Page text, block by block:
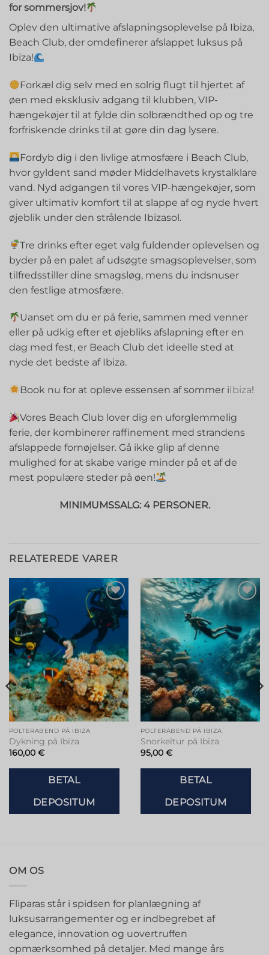
for sommersjov!
Oplev den ultimative afslapningsoplevelse på Ibiza,
Beach Club, der omdefinerer afslappet luksus på
Ibiza!
Forkæl dig selv med en solrig flugt til hjertet af
øen med eksklusiv adgang til klubben, VIP-
hængekøjer til at fylde din solbrændthed op og tre
forfriskende drinks til at gøre din dag lysere.
Fordyb dig i den livlige atmosfære i Beach Club,
hvor gyldent sand møder Middelhavets krystalklare
vand. Nyd adgangen til vores VIP-hængekøjer, som
giver ultimativ komfort til at slappe af og nyde hvert
øjeblik under den strålende Ibizasol.
Tre drinks efter eget valg fuldender oplevelsen og
byder på en palet af udsøgte smagsoplevelser, som
tilfredsstiller dine smagsløg, mens du indsnuser
den festlige atmosfære.
Uanset om du er på ferie, sammen med venner
eller på udkig efter et øjebliks afslapning efter en
dag med fest, er Beach Club det ideelle sted at
nyde det bedste af Ibiza.
Book nu for at opleve essensen af sommer iIbiza!
Vores Beach Club lover dig en uforglemmelig
ferie, der kombinerer raffinement med strandens
afslappede fornøjelser. Gå ikke glip af denne
mulighed for at skabe varige minder på et af de
mest populære steder på øen!
MINIMUMSSALG: 4 PERSONER.
RELATEREDE VARER
Tilføj til
ønskeliste
POLTERABEND PÅ IBIZA
Dykning på Ibiza
160,00 €
BETAL
DEPOSITUM
Tilføj til
ønskeliste
POLTERABEND PÅ IBIZA
Snorkeltur på Ibiza
95,00 €
BETAL
DEPOSITUM
OM OS
Fliparas står i spidsen for planlægning af
luksusarrangementer og er indbegrebet af
elegance, innovation og uovertruffen
opmærksomhed på detaljer. Med mange års